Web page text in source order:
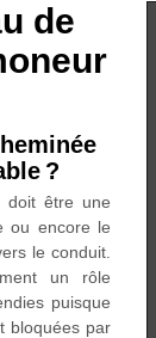
de
?
doit être une
ou encore le
le conduit.
un rôle
puisque
bloquées par